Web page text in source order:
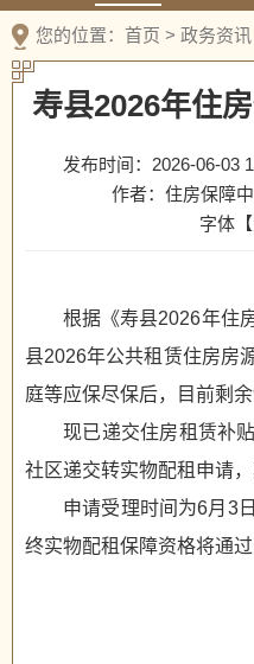
新媒体
您的位置： 首页 > 政务资讯
寿县2026年住
发布时间：2026-06-03
作者：住房保障
字体【
根据《寿县2026年住
县2026年公共租赁住房房
庭等应保尽保后，目前剩余
现已递交住房租赁补
社区递交转实物配租申请
申请受理时间为6月3
终实物配租保障资格将通